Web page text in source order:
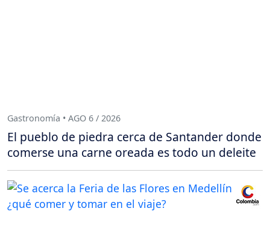
Gastronomía • AGO 6 / 2026
El pueblo de piedra cerca de Santander donde
comerse una carne oreada es todo un deleite